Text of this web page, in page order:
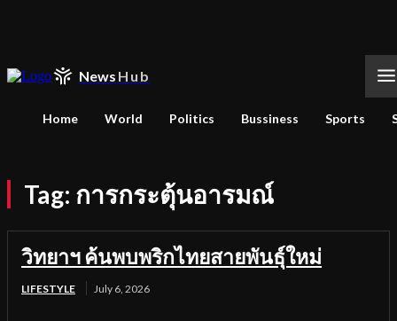
News Hub
Home World Politics Bussiness Sports
Tag: การกระตุ้นอารมณ์
วิทยาฯ ค้นพบพริกไทยสายพันธุ์ใหม่
LIFESTYLE July 6, 2026